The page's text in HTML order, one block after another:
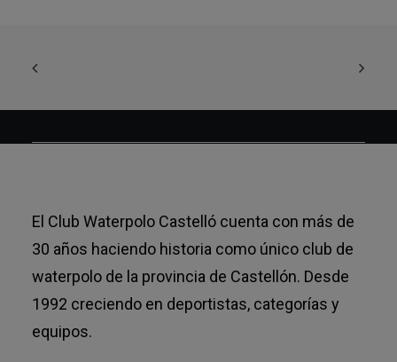
El Club Waterpolo Castelló cuenta con más de
30 años haciendo historia como único club de
waterpolo de la provincia de Castellón. Desde
1992 creciendo en deportistas, categorías y
equipos.